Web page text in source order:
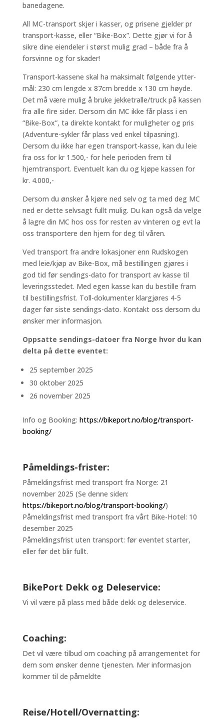
banedagene.
All MC-transport skjer i kasser, og prisene gjelder pr
transport-kasse, eller “Bike-Box”. Dette gjør vi for å
sikre dine eiendeler i størst mulig grad – både fra å
forsvinne og for skader!
Transport-kassene skal ha maksimalt følgende ytter-
mål: 230 cm lengde x 87cm bredde x 130 cm høyde.
Det må være mulig å bruke jekketralle/truck på kassen
fra alle fire sider. Dersom din MC ikke får plass i en
“Bike-Box”, ta direkte kontakt for muligheter og pris
(Adventure-sykler får plass ved enkel tilpasning).
Dersom du ikke har egen transport-kasse, kan du leie
fra oss for kr 1.500,- for hele perioden frem til
hjemtransport. Eventuelt kan du og kjøpe kassen for
kr. 4.000,-
Dersom du ønsker å kjøre ned selv og ta med deg MC
ned er dette selvsagt fullt mulig. Du kan også da velge
å lagre din MC hos oss for resten av vinteren og evt la
oss transportere den hjem for deg til våren.
Ved transport fra andre lokasjoner enn Rudskogen
med leie/kjøp av Bike-Box, må bestillingen gjøres i
god tid før sendings-dato for transport av kasse til
leveringsstedet. Med egen kasse kan du bestille fram
til bestillingsfrist. Toll-dokumenter klargjøres 4-5
dager før siste sendings-dato. Kontakt oss dersom du
ønsker mer informasjon.
Oppsatte sendings-datoer fra Norge hvor du kan
delta på dette eventet:
25 september 2025
30 oktober 2025
26 november 2025
Info og Booking: https://bikeport.no/blog/transport-
booking/
Påmeldings-frister:
Påmeldingsfrist med transport fra Norge: 21
november 2025 (Se denne siden:
https://bikeport.no/blog/transport-booking/)
Påmeldingsfrist med transport fra vårt Bike-Hotel: 10
desember 2025
Påmeldingsfrist uten transport: før eventet starter,
eller før det blir fullt.
BikePort Dekk og Deleservice:
Vi vil være på plass med både dekk og deleservice.
Coaching:
Det vil være tilbud om coaching på arrangementet for
dem som ønsker denne tjenesten. Mer informasjon
kommer til de påmeldte
Reise/Hotell/Overnatting: